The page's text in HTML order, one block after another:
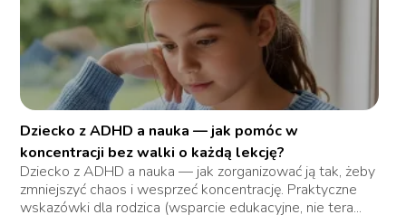
Dziecko z ADHD a nauka — jak pomóc w
koncentracji bez walki o każdą lekcję?
Dziecko z ADHD a nauka — jak zorganizować ją tak, żeby
zmniejszyć chaos i wesprzeć koncentrację. Praktyczne
wskazówki dla rodzica (wsparcie edukacyjne, nie tera...